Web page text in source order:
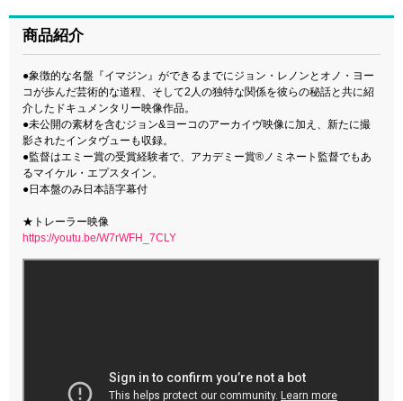
商品紹介
●象徴的な名盤『イマジン』ができるまでにジョン・レノンとオノ・ヨー
コが歩んだ芸術的な道程、そして2人の独特な関係を彼らの秘話と共に紹
介したドキュメンタリー映像作品。
●未公開の素材を含むジョン&ヨーコのアーカイヴ映像に加え、新たに撮
影されたインタヴューも収録。
●監督はエミー賞の受賞経験者で、アカデミー賞®ノミネート監督でもあ
るマイケル・エプスタイン。
●日本盤のみ日本語字幕付
★トレーラー映像
https://youtu.be/W7rWFH_7CLY